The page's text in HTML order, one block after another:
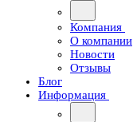
Компания
О компании
Новости
Отзывы
Блог
Информация